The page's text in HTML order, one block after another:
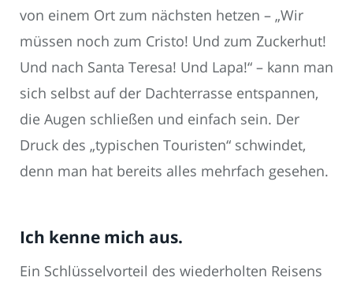
von einem Ort zum nächsten hetzen – „Wir
müssen noch zum Cristo! Und zum Zuckerhut!
Und nach Santa Teresa! Und Lapa!“ – kann man
sich selbst auf der Dachterrasse entspannen,
die Augen schließen und einfach sein. Der
Druck des „typischen Touristen“ schwindet,
denn man hat bereits alles mehrfach gesehen.
Ich kenne mich aus.
Ein Schlüsselvorteil des wiederholten Reisens